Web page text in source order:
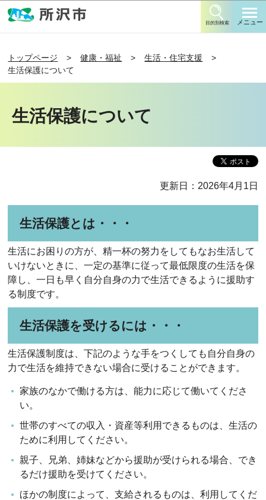
目的別検索 メニュー
トップページ 健康・福祉
生活・住宅支援
生活保護について
生活保護について
更新日：2026年4月1日
生活保護とは・・・
生活にお困りの方が、精一杯の努力をしてもなお生活して
いけないときに、一定の基準に従って最低限度の生活を保
障し、一日も早く自分自身の力で生活できるように援助す
る制度です。
生活保護を受けるには・・・
生活保護制度は、下記のような手をつくしても自分自身の
力で生活を維持できない場合に受けることができます。
家族のなかで働ける方は、能力に応じて働いてくださ
い。
世帯のすべての収入・資産等利用できるものは、生活の
ために利用してください。
親子、兄弟、姉妹などから援助が受けられる場合、でき
るだけ援助を受けてください。
ほかの制度によって、支給されるものは、利用してくだ